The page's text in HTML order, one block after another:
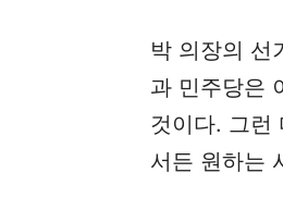
박 의장의 선
과 민주당은
것이다. 그런
서든 원하는